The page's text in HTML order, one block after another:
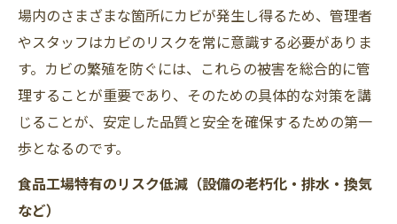
場内のさまざまな箇所にカビが発生し得るため、管理者
やスタッフはカビのリスクを常に意識する必要がありま
す。カビの繁殖を防ぐには、これらの被害を総合的に管
理することが重要であり、そのための具体的な対策を講
じることが、安定した品質と安全を確保するための第一
歩となるのです。
食品工場特有のリスク低減（設備の老朽化・排水・換気
など）